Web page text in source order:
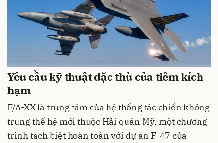
Yêu cầu kỹ thuật đặc thù của tiêm kích
hạm
F/A-XX là trung tâm của hệ thống tác chiến không
trung thế hệ mới thuộc Hải quân Mỹ, một chương
trình tách biệt hoàn toàn với dự án F-47 của